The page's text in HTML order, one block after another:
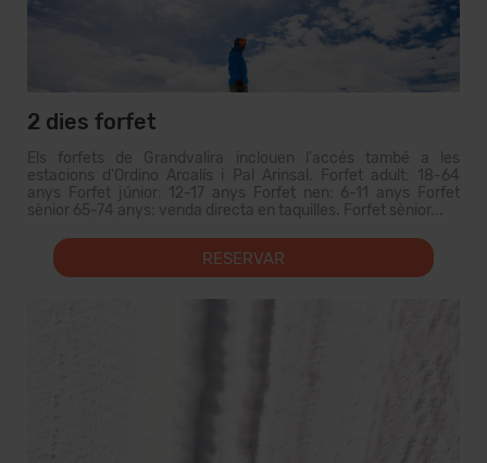
2 dies forfet
Els forfets de Grandvalira inclouen l'accés també a les
estacions d'Ordino Arcalís i Pal Arinsal. Forfet adult: 18-64
anys Forfet júnior: 12-17 anys Forfet nen: 6-11 anys Forfet
sènior 65-74 anys: venda directa en taquilles. Forfet sènior...
RESERVAR